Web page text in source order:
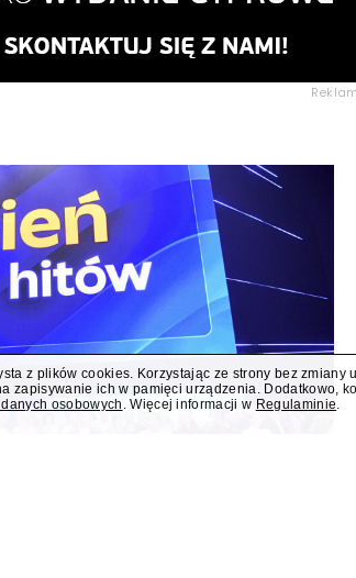
z plików cookies. Korzystając ze strony bez
zapisywanie ich w pamięci urządzenia. Dodatkowo,
osobowych . Więcej informacji w Regulaminie.